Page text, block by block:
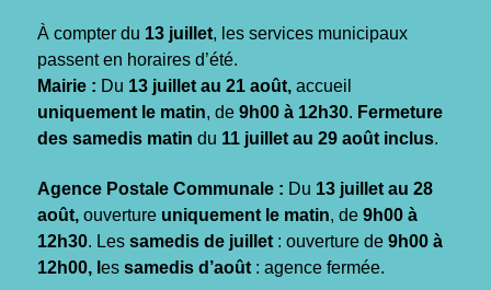
À compter du 13 juillet, les services municipaux
passent en horaires d’été.
Mairie : Du 13 juillet au 21 août, accueil
uniquement le matin, de 9h00 à 12h30. Fermeture
des samedis matin du 11 juillet au 29 août inclus.
Agence Postale Communale : Du 13 juillet au 28
août, ouverture uniquement le matin, de 9h00 à
12h30. Les samedis de juillet : ouverture de 9h00 à
12h00, l es samedis d’août : agence fermée.